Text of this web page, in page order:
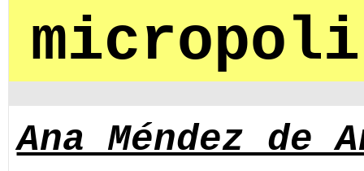
Ana Méndez de